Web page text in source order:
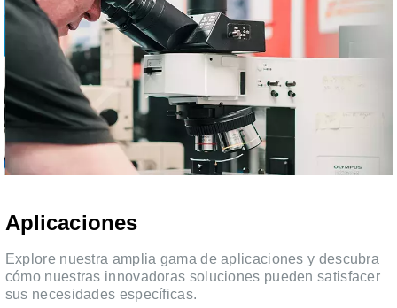
Aplicaciones
Explore nuestra amplia gama de aplicaciones y descubra
cómo nuestras innovadoras soluciones pueden satisfacer
sus necesidades específicas.